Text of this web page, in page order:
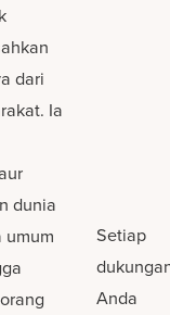
dari
Ia
dunia
umum
Setiap
Anda